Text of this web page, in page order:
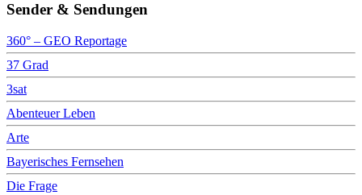
Sender & Sendungen
360° – GEO Reportage
37 Grad
3sat
Abenteuer Leben
Arte
Bayerisches Fernsehen
Die Frage